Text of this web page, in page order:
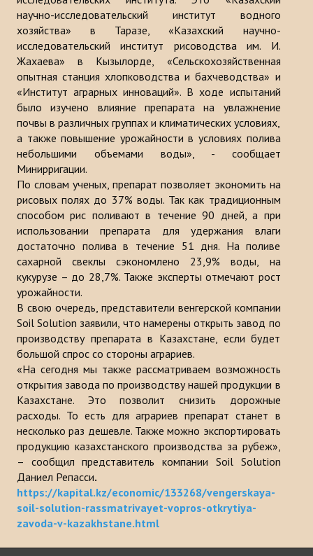
Книги
Анализ Центра Стратегического исследования Тюркского Мира
ПРОЕКТЫ
КОНТАКТЫ
научно-исследовательский институт водного
хозяйства» в Таразе, «Казахский научно-
исследовательский институт рисоводства им. И.
Жахаева» в Кызылорде, «Сельскохозяйственная
опытная станция хлопководства и бахчеводства» и
«Институт аграрных инноваций». В ходе испытаний
было изучено влияние препарата на увлажнение
почвы в различных группах и климатических условиях,
а также повышение урожайности в условиях полива
небольшими объемами воды», - сообщает
Минирригации.
По словам ученых, препарат позволяет экономить на
рисовых полях до 37% воды. Так как традиционным
способом рис поливают в течение 90 дней, а при
использовании препарата для удержания влаги
достаточно полива в течение 51 дня. На поливе
сахарной свеклы сэкономлено 23,9% воды, на
кукурузе – до 28,7%. Также эксперты отмечают рост
урожайности.
В свою очередь, представители венгерской компании
Soil Solution заявили, что намерены открыть завод по
производству препарата в Казахстане, если будет
большой спрос со стороны аграриев.
«На сегодня мы также рассматриваем возможность
открытия завода по производству нашей продукции в
Казахстане. Это позволит снизить дорожные
расходы. То есть для аграриев препарат станет в
несколько раз дешевле. Также можно экспортировать
продукцию казахстанского производства за рубеж»,
– сообщил представитель компании Soil Solution
Даниел Репасси.
https://kapital.kz/economic/133268/vengerskaya-
soil-solution-rassmatrivayet-vopros-otkrytiya-
zavoda-v-kazakhstane.html